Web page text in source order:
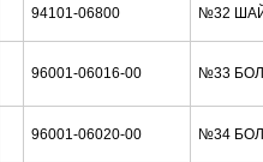
94101-06800 №32
96001-06016-00 №33
96001-06020-00 №34